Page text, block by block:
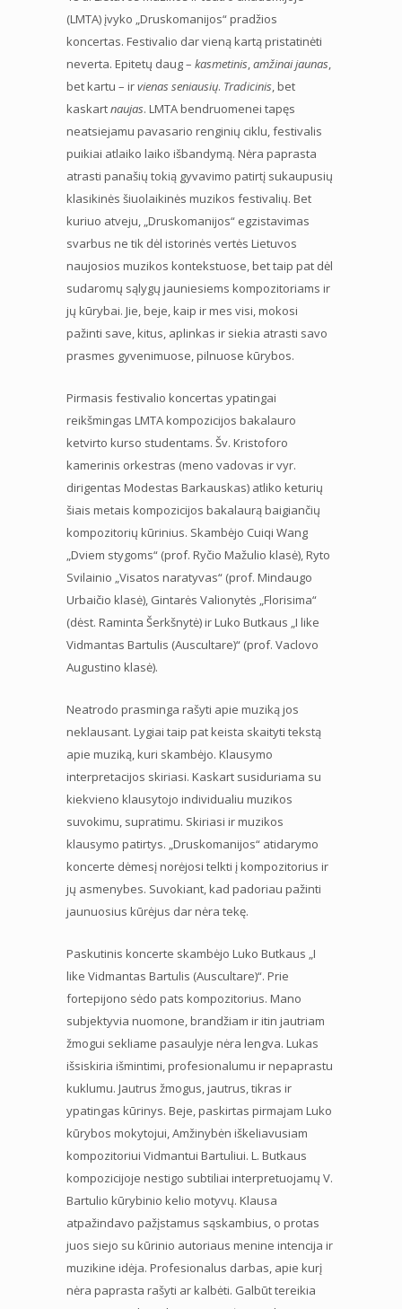
(LMTA) įvyko „Druskomanijos“ pradžios
koncertas. Festivalio dar vieną kartą pristatinėti
neverta. Epitetų daug – kasmetinis amžinai jaunas
bet kartu – irvienas seniausių. Tradicinis , bet
kaskartnaujas. LMTA bendruomenei tapęs
neatsiejamu pavasario renginių ciklu, festivalis
puikiai atlaiko laiko išbandymą. Nėra paprasta
atrasti panašių tokią gyvavimo patirtį sukaupusių
klasikinės šiuolaikinės muzikos festivalių. Bet
kuriuo atveju, „Druskomanijos“ egzistavimas
svarbus ne tik dėl istorinės vertės Lietuvos
naujosios muzikos kontekstuose, bet taip pat dėl
sudaromų sąlygų jauniesiems kompozitoriams ir
jų kūrybai. Jie, beje, kaip ir mes visi, mokosi
pažinti save, kitus, aplinkas ir siekia atrasti savo
prasmes gyvenimuose, pilnuose kūrybos.
Pirmasis festivalio koncertas ypatingai
reikšmingas LMTA kompozicijos bakalauro
ketvirto kurso studentams. Šv. Kristoforo
kamerinis orkestras (meno vadovas ir vyr.
dirigentas Modestas Barkauskas) atliko keturių
šiais metais kompozicijos bakalaurą baigiančių
kompozitorių kūrinius. Skambėjo Cuiqi Wang
„Dviem stygoms“ (prof. Ryčio Mažulio klasė), Ryto
Svilainio „Visatos naratyvas“ (prof. Mindaugo
Urbaičio klasė), Gintarės Valionytės „Florisima“
(dėst. Raminta Šerkšnytė) ir Luko Butkaus „I like
Vidmantas Bartulis (Auscultare)“ (prof. Vaclovo
Augustino klasė).
Neatrodo prasminga rašyti apie muziką jos
neklausant. Lygiai taip pat keista skaityti tekstą
apie muziką, kuri skambėjo. Klausymo
interpretacijos skiriasi. Kaskart susiduriama su
kiekvieno klausytojo individualiu muzikos
suvokimu, supratimu. Skiriasi ir muzikos
klausymo patirtys. „Druskomanijos“ atidarymo
koncerte dėmesį norėjosi telkti į kompozitorius ir
jų asmenybes. Suvokiant, kad padoriau pažinti
jaunuosius kūrėjus dar nėra tekę.
Paskutinis koncerte skambėjo Luko Butkaus „I
like Vidmantas Bartulis (Auscultare)“. Prie
fortepijono sėdo pats kompozitorius. Mano
subjektyvia nuomone, brandžiam ir itin jautriam
žmogui sekliame pasaulyje nėra lengva. Lukas
išsiskiria išmintimi, profesionalumu ir nepaprastu
kuklumu. Jautrus žmogus, jautrus, tikras ir
ypatingas kūrinys. Beje, paskirtas pirmajam Luko
kūrybos mokytojui, Amžinybėn iškeliavusiam
kompozitoriui Vidmantui Bartuliui. L. Butkaus
kompozicijoje nestigo subtiliai interpretuojamų V.
Bartulio kūrybinio kelio motyvų. Klausa
atpažindavo pažįstamus sąskambius, o protas
juos siejo su kūrinio autoriaus menine intencija ir
muzikine idėja. Profesionalus darbas, apie kurį
nėra paprasta rašyti ar kalbėti. Galbūt tereikia